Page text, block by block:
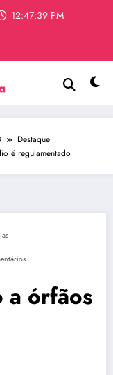
12:47:39 PM
Destaque
é regulamentado
órfãos